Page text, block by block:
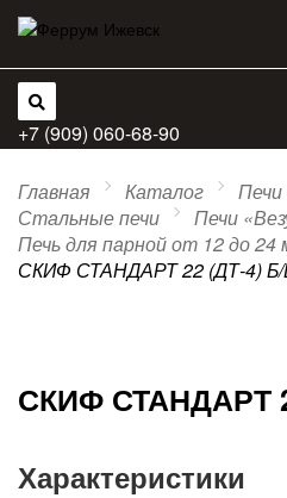
+7 (909) 060-68-90
Главная Каталог
Печи
Стальные печи
Печи
Печь для парной от 12 до 24
СКИФ СТАНДАРТ 22 (ДТ-4)
СКИФ СТАНДАРТ
Характеристики